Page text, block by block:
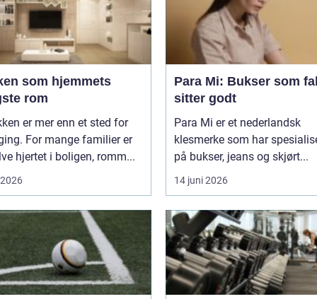
som hjemmets
rom
er mer enn et sted for
For mange familier er
hjertet i boligen, romm...
Para Mi: Bukser som
sitter godt
Para Mi er et nederlandsk
klesmerke som har
på bukser, jeans og skjørt...
14 juni 2026